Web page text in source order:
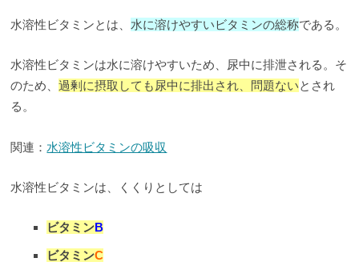
水溶性ビタミンとは、 水に溶けやすいビタミンの総称である。
水溶性ビタミンは水に溶けやすいため、尿中に排泄される。そ
のため、過剰に摂取しても尿中に排出され、問題ないとされ
る。
関連： 水溶性ビタミンの吸収
水溶性ビタミンは、くくりとしては
ビタミンB
ビタミンC